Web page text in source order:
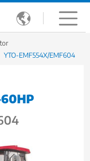

YTO-EMF554X/EMF604